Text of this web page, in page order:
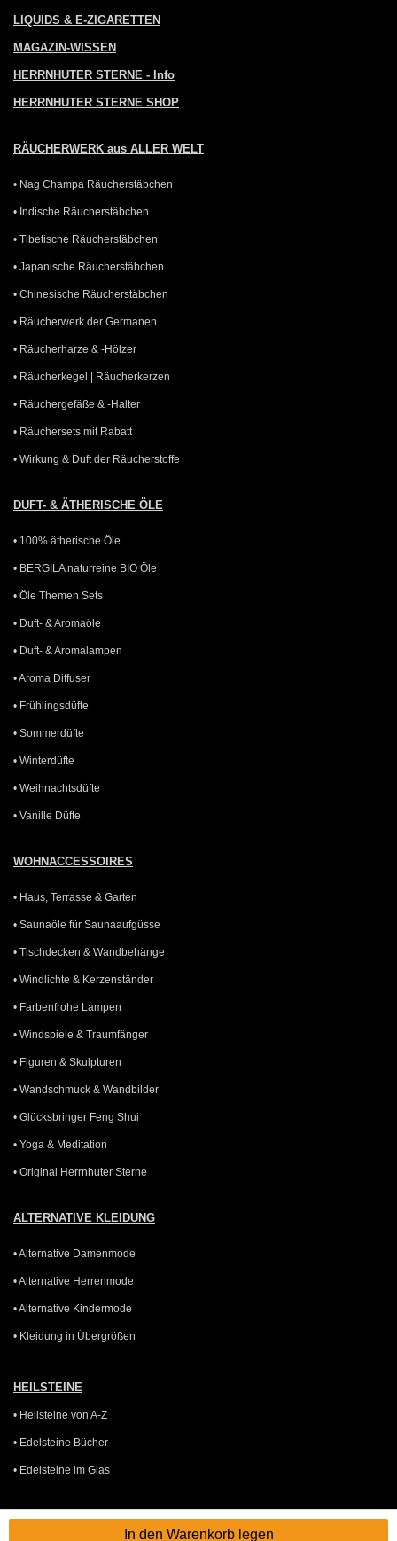
LIQUIDS & E-ZIGARETTEN
MAGAZIN-WISSEN
HERRNHUTER STERNE - Info
HERRNHUTER STERNE SHOP
RÄUCHERWERK aus ALLER WELT
• Nag Champa Räucherstäbchen
• Indische Räucherstäbchen
• Tibetische Räucherstäbchen
• Japanische Räucherstäbchen
• Chinesische Räucherstäbchen
• Räucherwerk der Germanen
• Räucherharze & -Hölzer
• Räucherkegel | Räucherkerzen
• Räuchergefäße & -Halter
• Räuchersets mit Rabatt
• Wirkung & Duft der Räucherstoffe
DUFT- & ÄTHERISCHE ÖLE
• 100% ätherische Öle
• BERGILA naturreine BIO Öle
• Öle Themen Sets
• Duft- & Aromaöle
• Duft- & Aromalampen
• Aroma Diffuser
• Frühlingsdüfte
• Sommerdüfte
• Winterdüfte
• Weihnachtsdüfte
• Vanille Düfte
WOHNACCESSOIRES
• Haus, Terrasse & Garten
• Saunaöle für Saunaaufgüsse
• Tischdecken & Wandbehänge
• Windlichte & Kerzenständer
• Farbenfrohe Lampen
• Windspiele & Traumfänger
• Figuren & Skulpturen
• Wandschmuck & Wandbilder
• Glücksbringer Feng Shui
• Yoga & Meditation
• Original Herrnhuter Sterne
ALTERNATIVE KLEIDUNG
• Alternative Damenmode
• Alternative Herrenmode
• Alternative Kindermode
• Kleidung in Übergrößen
HEILSTEINE
• Heilsteine von A-Z
• Edelsteine Bücher
• Edelsteine im Glas
GUTSCHEINE
In den Warenkorb legen